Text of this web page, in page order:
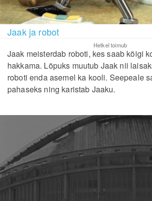
Jaak ja robot
Hetkel toimub
Jaak meisterdab roboti, kes saab kõigi
hakkama. Lõpuks muutub Jaak nii
roboti enda asemel ka kooli. Seepeale
pahaseks ning karistab Jaaku.